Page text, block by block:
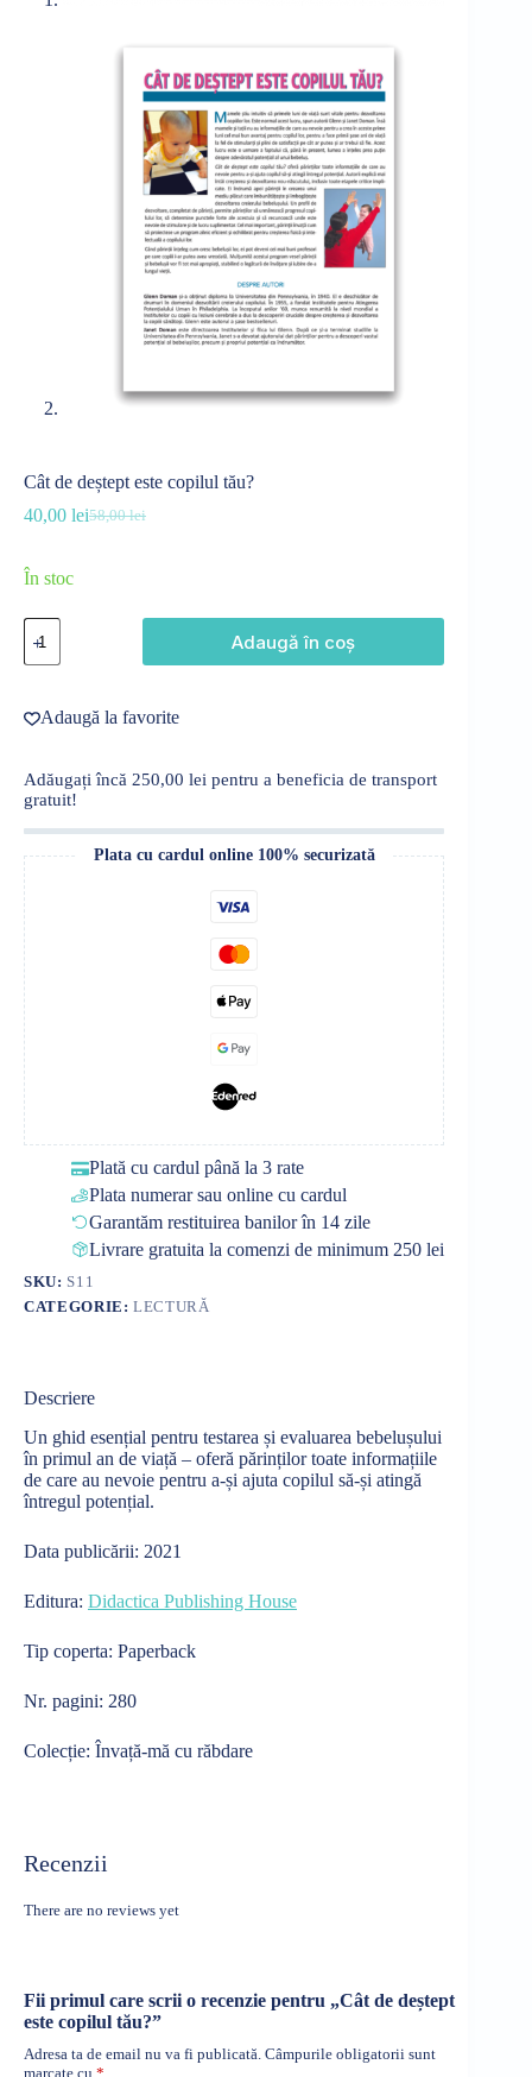
Cât de deștept este copilul tău?
58,00lei
Prețul
40,00 leiPrețul
În stoc
Cantitate
Cât
de
este
copilul
Adaugă în coș
Adaugă la favorite
Adăugați încă 250,00 lei pentru a beneficia de transport
gratuit!
Plata cu cardul online 100% securizată
Plată cu cardul până la 3 rate
Plata numerar sau online cu cardul
Garantăm restituirea banilor în 14 zile
Livrare gratuita la comenzi de minimum 250 lei
SKU: S11
CATEGORIE:LECTURĂ
Descriere
Un ghid esențial pentru testarea și evaluarea bebelușului
în primul an de viață – oferă părinților toate informațiile
de care au nevoie pentru a-și ajuta copilul să-și atingă
întregul potențial.
Data publicării: 2021
Editura: Didactica Publishing House
Tip coperta: Paperback
Nr. pagini: 280
Colecție: Învață-mă cu răbdare
Recenzii
There are no reviews yet
Fii primul care scrii o recenzie pentru „Cât de deștept
este copilul tău?”
Adresa ta de email nu va fi publicată. Câmpurile obligatorii sunt
marcate cu *